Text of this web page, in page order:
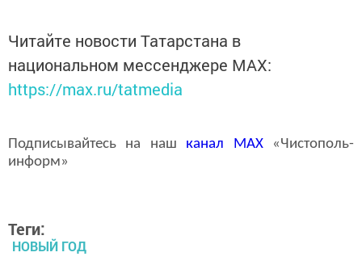
Читайте новости Татарстана в
национальном мессенджере MАХ:
https://max.ru/tatmedia
Подписывайтесь на наш канал MAX«Чистополь-
информ»
Теги:
НОВЫЙ ГОД